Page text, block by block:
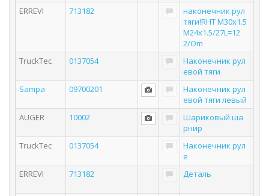
ERREVI
713182
наконечник рул
тяги!RHT M30x1.5
M24x1.5/27L=12
2/Om
TruckTec
0137054
Наконечник рул
евой тяги
Sampa
09700201
Наконечник рул
евой тяги левый
AUGER
10002
Шариковый ша
рнир
TruckTec
0137054
Наконечник рул
е
ERREVI
713182 Деталь